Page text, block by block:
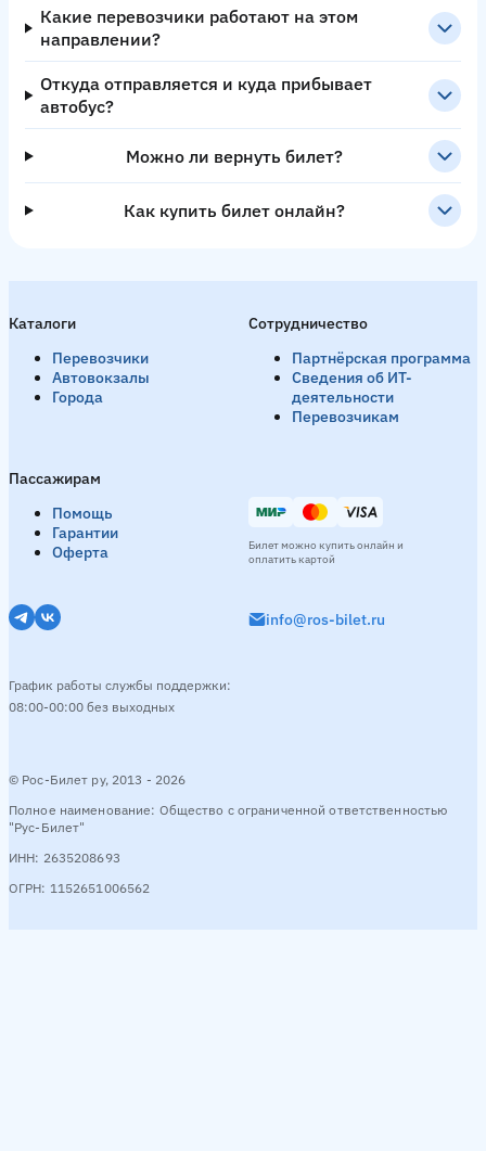
Какие перевозчики работают на этом
направлении?
Откуда отправляется и куда прибывает
автобус?
Можно ли вернуть билет?
Как купить билет онлайн?
Каталоги
Перевозчики
Автовокзалы
Города
Пассажирам
Помощь
Гарантии
Оферта
Сотрудничество
Партнёрская программа
Сведения об ИТ-
деятельности
Перевозчикам
© Рос-Билет ру, 2013 - 2026
Полное наименование: Общество с ограниченной ответственностью
"Рус-Билет"
ИНН: 2635208693
ОГРН: 1152651006562
info@ros-bilet.ru
График работы службы поддержки:
08:00-00:00 без выходных
Билет можно купить онлайн и
оплатить картой